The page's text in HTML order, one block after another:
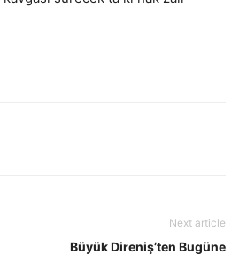
Next article
Büyük Direniş’ten Bugüne